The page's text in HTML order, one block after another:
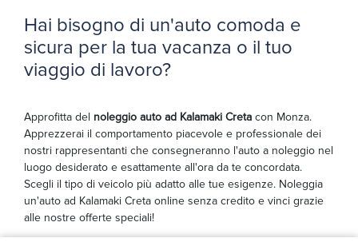
Hai bisogno di un'auto comoda e
sicura per la tua vacanza o il tuo
viaggio di lavoro?
Approfitta del noleggio auto ad Kalamaki Creta con Monza.
Apprezzerai il comportamento piacevole e professionale dei
nostri rappresentanti che consegneranno l'auto a noleggio nel
luogo desiderato e esattamente all'ora da te concordata.
Scegli il tipo di veicolo più adatto alle tue esigenze. Noleggia
un'auto ad Kalamaki Creta online senza credito e vinci grazie
alle nostre offerte speciali!